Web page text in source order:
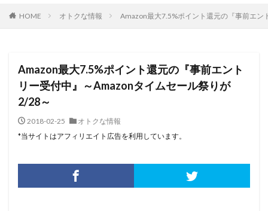
HOME オトクな情報 Amazon最大7.5%ポイント還元の『事前エ
Amazon最大7.5%ポイント還元の『事前エント
リー受付中』～Amazonタイムセール祭りが
2/28～
2018-02-25
オトクな情報
*当サイトはアフィリエイト広告を利用しています。